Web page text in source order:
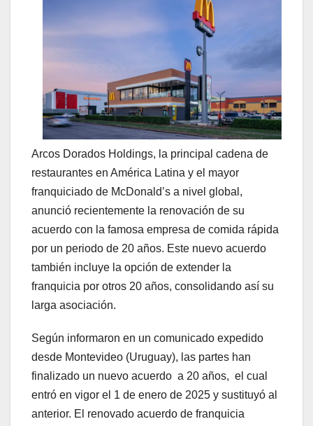
Arcos Dorados Holdings, la principal cadena de
restaurantes en América Latina y el mayor
franquiciado de McDonald’s a nivel global,
anunció recientemente la renovación de su
acuerdo con la famosa empresa de comida rápida
por un periodo de 20 años. Este nuevo acuerdo
también incluye la opción de extender la
franquicia por otros 20 años, consolidando así su
larga asociación.
Según informaron en un comunicado expedido
desde Montevideo (Uruguay), las partes han
finalizado un nuevo acuerdo a 20 años, el cual
entró en vigor el 1 de enero de 2025 y sustituyó al
anterior. El renovado acuerdo de franquicia